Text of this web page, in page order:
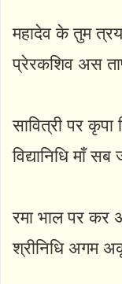
महादेव के तुम
प्रेरकशिव अस
सावित्री पर कृपा
विद्यानिधि माँ
रमा भाल पर कर
श्रीनिधि अगम